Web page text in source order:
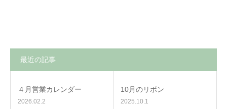
最近の記事
４月営業カレンダー
2026.02.2
10月のリボン
2025.10.1